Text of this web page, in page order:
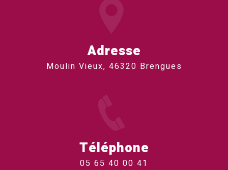
Adresse
Moulin Vieux, 46320 Brengues
Téléphone
05 65 40 00 41